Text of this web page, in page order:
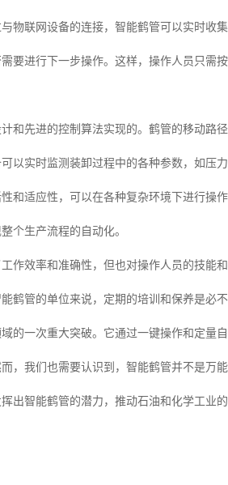
物联网设备的连接，智能鹤管可以实时收
要进行下一步操作。这样，操作人员只需
和先进的控制算法实现的。鹤管的移动路
以实时监测装卸过程中的各种参数，如压
和适应性，可以在各种复杂环境下进行操
个生产流程的自动化。
作效率和准确性，但也对操作人员的技能
鹤管的单位来说，定期的培训和保养是必不
的一次重大突破。它通过一键操作和定量
，我们也需要认识到，智能鹤管并不是万
出智能鹤管的潜力，推动石油和化学工业的